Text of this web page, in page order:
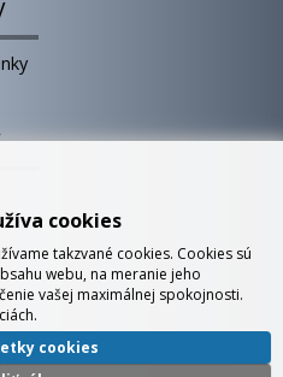
cookies
takzvané cookies. Cookies sú
webu, na meranie jeho
vašej maximálnej spokojnosti.
cookies